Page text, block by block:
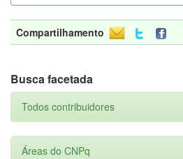
Compartilhamento
Busca facetada
Todos contribuidores
Áreas do CNPq